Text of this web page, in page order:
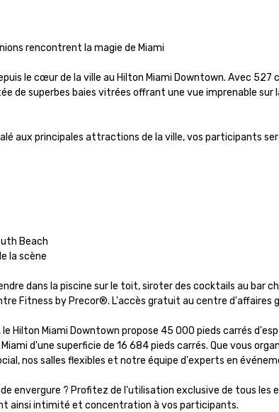
rencontrent la magie de Miami
le cœur de la ville au Hilton Miami Downtown. Avec
de superbes baies vitrées offrant une vue imprenable sur
aux principales attractions de la ville, vos participants
Beach
la scène
dans la piscine sur le toit, siroter des cocktails au bar
Fitness by Precor®. L'accès gratuit au centre
Hilton Miami Downtown propose 45 000 pieds carrés
d'une superficie de 16 684 pieds carrés. Que vous
nos salles flexibles et notre équipe d'experts en
envergure ? Profitez de l'utilisation exclusive de tous
ainsi intimité et concentration à vos participants.